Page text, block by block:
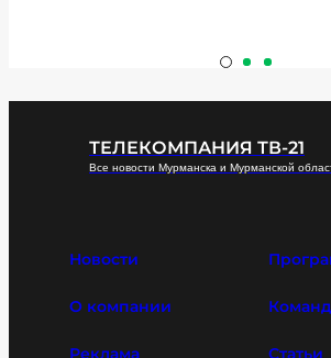
ТЕЛЕКОМПАНИЯ ТВ-21
Все новости Мурманска и Мурманской
Новости
О компании
Реклама Статьи